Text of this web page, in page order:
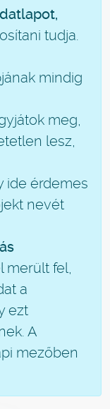
tudja.
mindig
meg,
lesz,
ide érdemes
nevét
merült fel,
a
ezt
A
mezőben